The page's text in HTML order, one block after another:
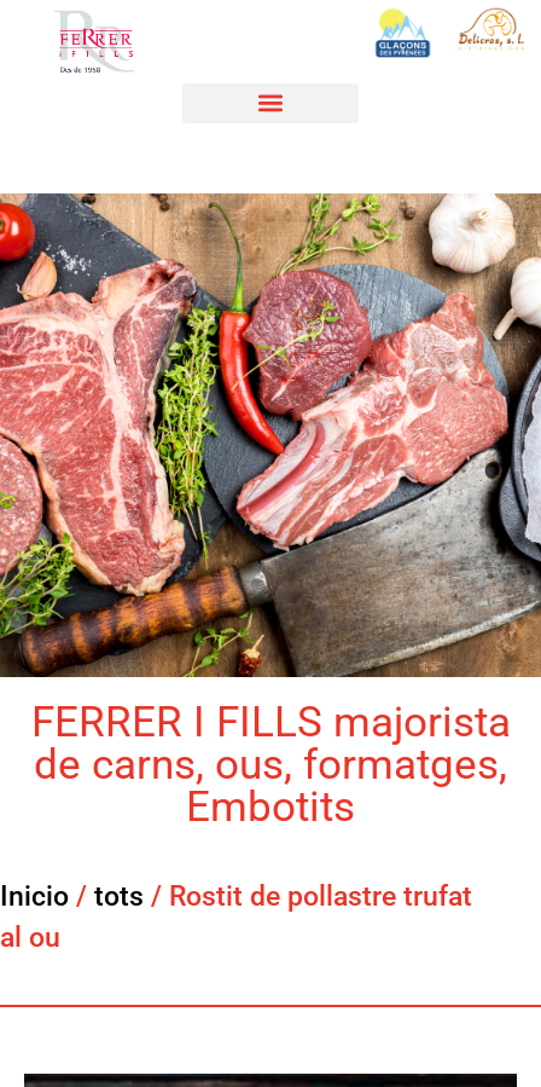
FERRER I FILLS majorista
de carns, ous, formatges,
Embotits
Inicio / tots / Rostit de pollastre trufat
al ou